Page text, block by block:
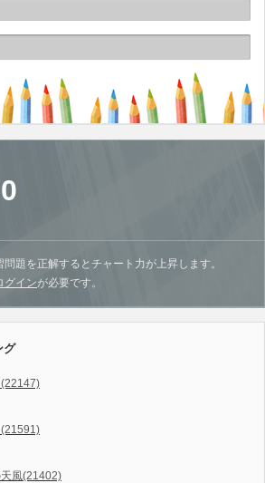
0
題を正解するとチャート力が上昇します。
グインが必要です。
グ
風(21402)